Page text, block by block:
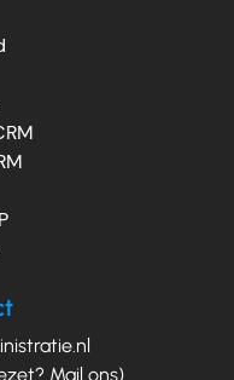
Mail ons)